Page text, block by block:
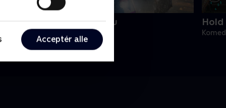
Acceptér alle
Detektivbureau
• 1 sæsoner
Hold